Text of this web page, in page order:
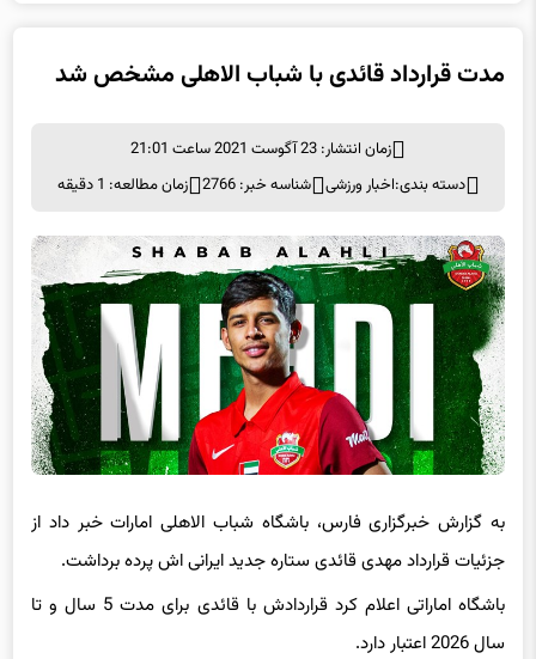
مدت قرارداد قائدی با شباب الاهلی مشخص شد
زمان انتشار: 23 آگوست 2021 ساعت 21:01
دسته بندی:اخبار ورزشی شناسه خبر: 2766 زمان مطالعه: 1 دقیقه
به گزارش خبرگزاری فارس، باشگاه شباب الاهلی امارات خبر داد از
جزئیات قرارداد مهدی قائدی ستاره جدید ایرانی اش پرده برداشت.
باشگاه اماراتی اعلام کرد قراردادش با قائدی برای مدت 5 سال و تا
سال 2026 اعتبار دارد.